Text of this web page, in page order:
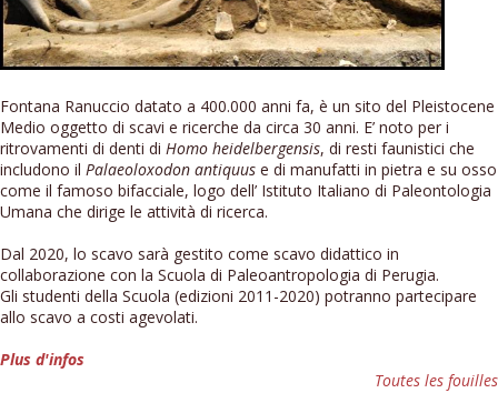
Fontana Ranuccio datato a 400.000 anni fa, è un sito del Pleistocene
Medio oggetto di scavi e ricerche da circa 30 anni. E’ noto per i
ritrovamenti di denti di Homo heidelbergensis, di resti faunistici che
includono il Palaeoloxodon antiquus e di manufatti in pietra e su osso
come il famoso bifacciale, logo dell’ Istituto Italiano di Paleontologia
Umana che dirige le attività di ricerca.
Dal 2020, lo scavo sarà gestito come scavo didattico in
collaborazione con la Scuola di Paleoantropologia di Perugia.
Gli studenti della Scuola (edizioni 2011-2020) potranno partecipare
allo scavo a costi agevolati.
Plus d'infos
Toutes les fouilles